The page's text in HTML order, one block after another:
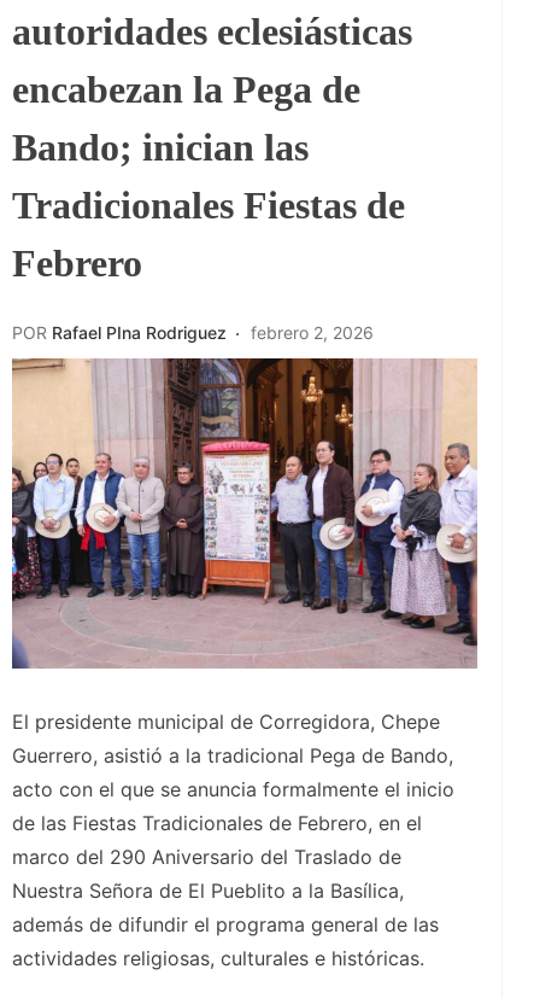
autoridades eclesiásticas
encabezan la Pega de
Bando; inician las
Tradicionales Fiestas de
Febrero
POR Rafael PIna Rodriguez febrero 2, 2026
El presidente municipal de Corregidora, Chepe
Guerrero, asistió a la tradicional Pega de Bando,
acto con el que se anuncia formalmente el inicio
de las Fiestas Tradicionales de Febrero, en el
marco del 290 Aniversario del Traslado de
Nuestra Señora de El Pueblito a la Basílica,
además de difundir el programa general de las
actividades religiosas, culturales e históricas.